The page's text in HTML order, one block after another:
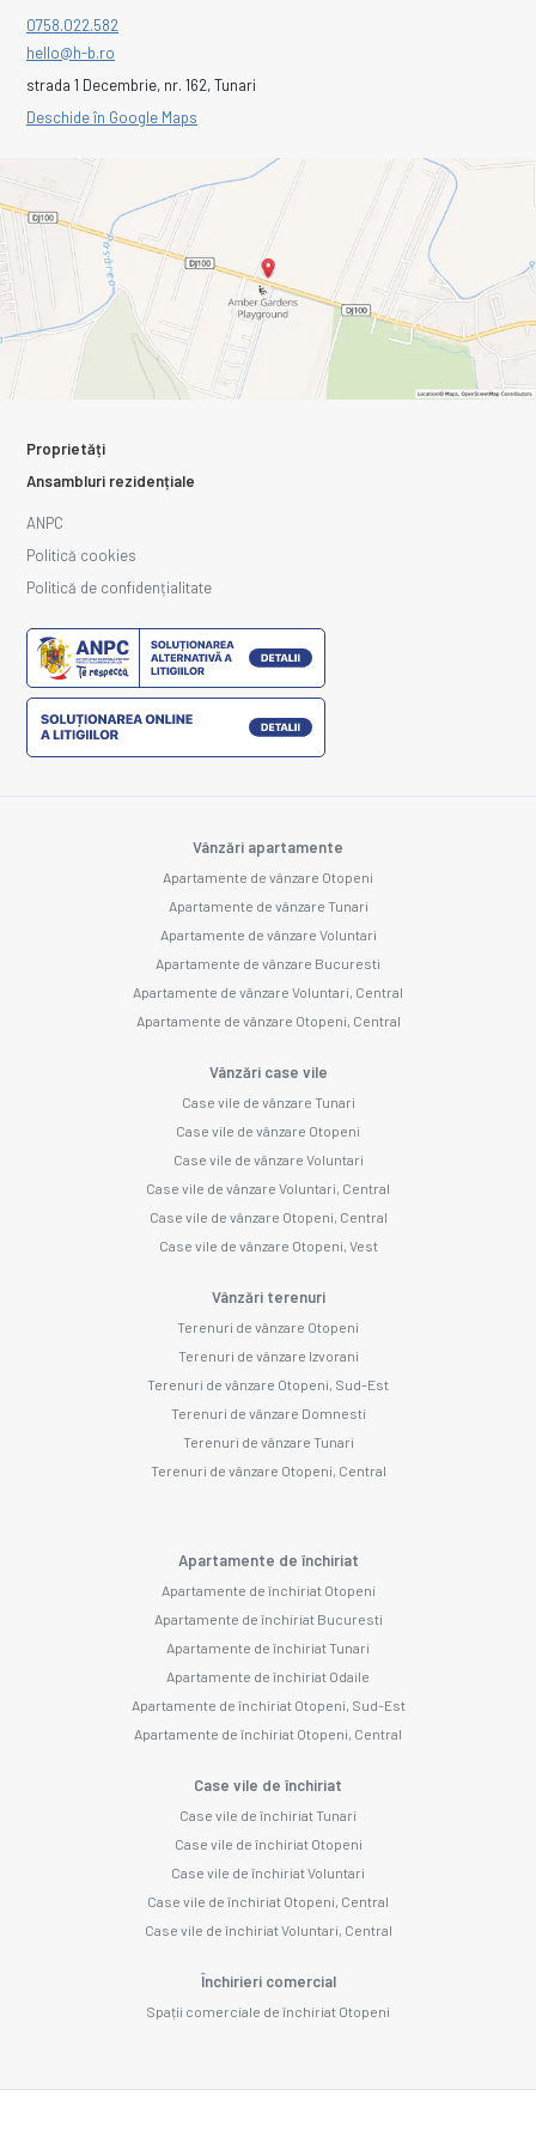
0758.022.582
hello@h-b.ro
strada 1 Decembrie, nr. 162, Tunari
Deschide în Google Maps
Proprietăți
Ansambluri rezidențiale
ANPC
Politică cookies
Politică de confidențialitate
Vânzări apartamente
Apartamente de vânzare Otopeni
Apartamente de vânzare Tunari
Apartamente de vânzare Voluntari
Apartamente de vânzare Bucuresti
Apartamente de vânzare Voluntari, Central
Apartamente de vânzare Otopeni, Central
Vânzări case vile
Case vile de vânzare Tunari
Case vile de vânzare Otopeni
Case vile de vânzare Voluntari
Case vile de vânzare Voluntari, Central
Case vile de vânzare Otopeni, Central
Case vile de vânzare Otopeni, Vest
Vânzări terenuri
Terenuri de vânzare Otopeni
Terenuri de vânzare Izvorani
Terenuri de vânzare Otopeni, Sud-Est
Terenuri de vânzare Domnesti
Terenuri de vânzare Tunari
Terenuri de vânzare Otopeni, Central
Apartamente de închiriat
Apartamente de închiriat Otopeni
Apartamente de închiriat Bucuresti
Apartamente de închiriat Tunari
Apartamente de închiriat Odaile
Apartamente de închiriat Otopeni, Sud-Est
Apartamente de închiriat Otopeni, Central
Case vile de închiriat
Case vile de închiriat Tunari
Case vile de închiriat Otopeni
Case vile de închiriat Voluntari
Case vile de închiriat Otopeni, Central
Case vile de închiriat Voluntari, Central
Închirieri comercial
Spații comerciale de închiriat Otopeni